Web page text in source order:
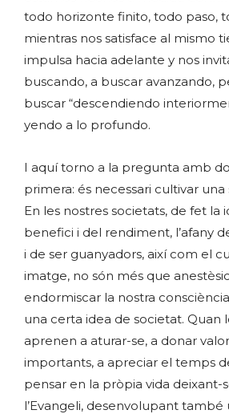
todo horizonte finito, todo paso,
mientras nos satisface al mismo
impulsa hacia adelante y nos
buscando, a buscar avanzando,
buscar “descendiendo
yendo a lo profundo.
I aquí torno a la pregunta amb
primera: és necessari cultivar
En les nostres societats, de fet la
benefici i del rendiment, l’afany
i de ser guanyadors, així com el
imatge, no són més que
endormiscar la nostra
una certa idea de societat. Quan
aprenen a aturar-se, a donar
importants, a apreciar el temps
pensar en la pròpia vida deixant-
l’Evangeli, desenvolupant